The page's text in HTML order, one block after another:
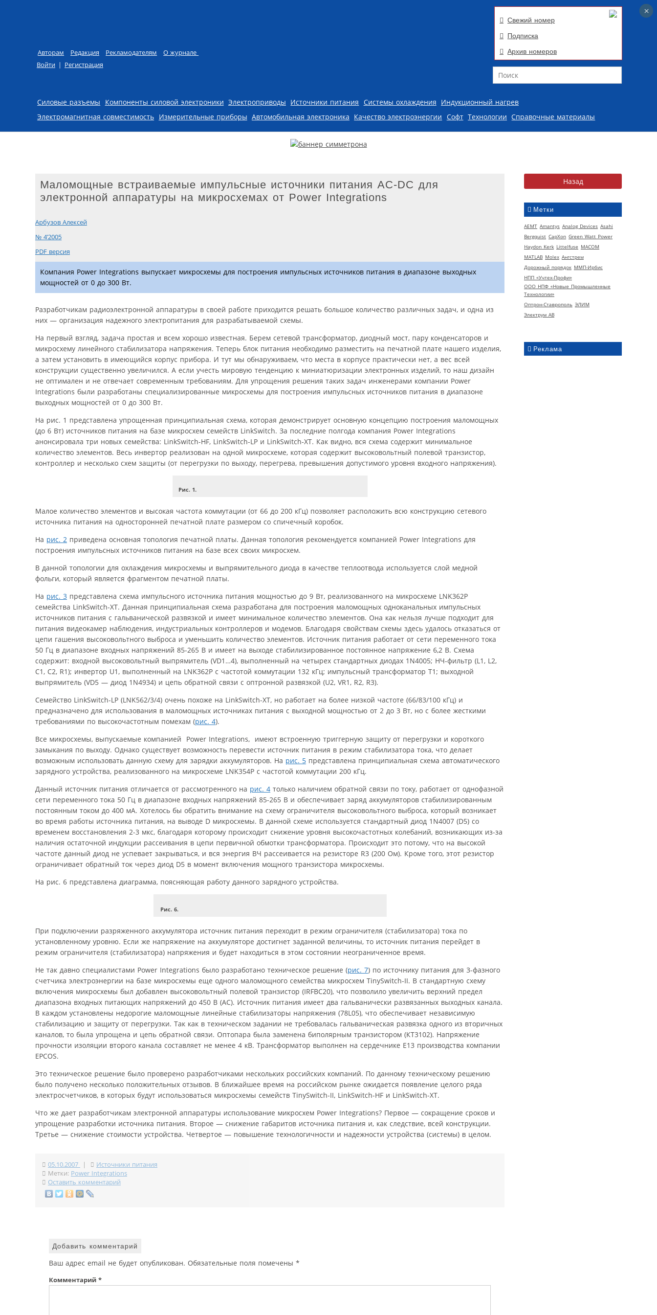
Авторам Редакция Рекламодателям
О журнале
Войти | Регистрация
Свежий номер
Подписка
Архив номеров
Поиск
Skip to content
Силовые разъемы Компоненты силовой электроники Электроприводы Источники питания Системы охлаждения Индукционный нагрев
Электромагнитная совместимость Измерительные приборы Автомобильная электроника Качество электроэнергии Софт Технологии Справочные материалы
Метки
AEMT Amantys Analog Devices Asahi
Bergquist CapXon Green Watt Power
Haydon Kerk Littelfuse MACOM
MATLAB Molex Ангстрем
Дорожный порядок ММП-Ирбис
НПП «Учтех-Профи»
ООО НПФ «Новые Промышленные
Технологии»
Оптрон-Ставрополь ЭЛИМ
Электрум АВ
Реклама
Маломощные встраиваемые импульсные источники питания AC-DC для
электронной аппаратуры на микросхемах от Power Integrations
Арбузов Алексей
№ 4’2005
PDF версия
Компания Power Integrations выпускает микросхемы для построения импульсных источников питания в диапазоне выходных
мощностей от 0 до 300 Вт.
Разработчикам радиоэлектронной аппаратуры в своей работе приходится решать большое количество различных задач, и одна из
них — организация надежного электропитания для разрабатываемой схемы.
На первый взгляд, задача простая и всем хорошо известная. Берем сетевой трансформатор, диодный мост, пару конденсаторов и
микросхему линейного стабилизатора напряжения. Теперь блок питания необходимо разместить на печатной плате нашего изделия,
а затем установить в имеющийся корпус прибора. И тут мы обнаруживаем, что места в корпусе практически нет, а вес всей
конструкции существенно увеличился. А если учесть мировую тенденцию к миниатюризации электронных изделий, то наш дизайн
не оптимален и не отвечает современным требованиям. Для упрощения решения таких задач инженерами компании Power
Integrations были разработаны специализированные микросхемы для построения импульсных источников питания в диапазоне
выходных мощностей от 0 до 300 Вт.
На рис. 1 представлена упрощенная принципиальная схема, которая демонстрирует основную концепцию построения маломощных
(до 6 Вт) источников питания на базе микросхем семейств LinkSwitch. За последние полгода компания Power Integrations
анонсировала три новых семейства: LinkSwitch-HF, LinkSwitch-LP и LinkSwitch-XT. Как видно, вся схема содержит минимальное
количество элементов. Весь инвертор реализован на одной микросхеме, которая содержит высоковольтный полевой транзистор,
контроллер и несколько схем защиты (от перегрузки по выходу, перегрева, превышения допустимого уровня входного напряжения).
Рис. 1.
Малое количество элементов и высокая частота коммутации (от 66 до 200 кГц) позволяет расположить всю конструкцию сетевого
источника питания на односторонней печатной плате размером со спичечный коробок.
На рис. 2 приведена основная топология печатной платы. Данная топология рекомендуется компанией Power Integrations для
построения импульсных источников питания на базе всех своих микросхем.
В данной топологии для охлаждения микросхемы и выпрямительного диода в качестве теплоотвода используется слой медной
фольги, который является фрагментом печатной платы.
На рис. 3 представлена схема импульсного источника питания мощностью до 9 Вт, реализованного на микросхеме LNK362P
семейства LinkSwitch-XT. Данная принципиальная схема разработана для построения маломощных одноканальных импульсных
источников питания с гальванической развязкой и имеет минимальное количество элементов. Она как нельзя лучше подходит для
питания видеокамер наблюдения, индустриальных контроллеров и модемов. Благодаря свойствам схемы здесь удалось отказаться от
цепи гашения высоковольтного выброса и уменьшить количество элементов. Источник питания работает от сети переменного тока
50 Гц в диапазоне входных напряжений 85-265 В и имеет на выходе стабилизированное постоянное напряжение 6,2 В. Схема
содержит: входной высоковольтный выпрямитель (VD1…4), выполненный на четырех стандартных диодах 1N4005; НЧ-фильтр (L1, L2,
C1, C2, R1); инвертор U1, выполненный на LNK362P с частотой коммутации 132 кГц; импульсный трансформатор T1; выходной
выпрямитель (VD5 — диод 1N4934) и цепь обратной связи с оптронной развязкой (U2, VR1, R2, R3).
Семейство LinkSwitch-LP (LNK562/3/4) очень похоже на LinkSwitch-XT, но работает на более низкой частоте (66/83/100 кГц) и
предназначено для использования в маломощных источниках питания с выходной мощностью от 2 до 3 Вт, но с более жесткими
требованиями по высокочастотным помехам (рис. 4).
Все микросхемы, выпускаемые компанией Power Integrations, имеют встроенную триггерную защиту от перегрузки и короткого
замыкания по выходу. Однако существует возможность перевести источник питания в режим стабилизатора тока, что делает
возможным использовать данную схему для зарядки аккумуляторов. На рис. 5 представлена принципиальная схема автоматического
зарядного устройства, реализованного на микросхеме LNK354P с частотой коммутации 200 кГц.
Данный источник питания отличается от рассмотренного на рис. 4 только наличием обратной связи по току, работает от однофазной
сети переменного тока 50 Гц в диапазоне входных напряжений 85-265 В и обеспечивает заряд аккумуляторов стабилизированным
постоянным током до 400 мА. Хотелось бы обратить внимание на схему ограничителя высоковольтного выброса, который возникает
во время работы источника питания, на выводе D микросхемы. В данной схеме используется стандартный диод 1N4007 (D5) со
временем восстановления 2-3 мкс, благодаря которому происходит снижение уровня высокочастотных колебаний, возникающих из-за
наличия остаточной индукции рассеивания в цепи первичной обмотки трансформатора. Происходит это потому, что на высокой
частоте данный диод не успевает закрываться, и вся энергия ВЧ рассеивается на резисторе R3 (200 Ом). Кроме того, этот резистор
ограничивает обратный ток через диод D5 в момент включения мощного транзистора микросхемы.
На рис. 6 представлена диаграмма, поясняющая работу данного зарядного устройства.
Рис. 6.
При подключении разряженного аккумулятора источник питания переходит в режим ограничителя (стабилизатора) тока по
установленному уровню. Если же напряжение на аккумуляторе достигнет заданной величины, то источник питания перейдет в
режим ограничителя (стабилизатора) напряжения и будет находиться в этом состоянии неограниченное время.
Не так давно специалистами Power Integrations было разработано техническое решение (рис. 7) по источнику питания для 3-фазного
счетчика электроэнергии на базе микросхемы еще одного маломощного семейства микросхем TinySwitch-II. В стандартную схему
включения микросхемы был добавлен высоковольтный полевой транзистор (IRFBC20), что позволило увеличить верхний предел
диапазона входных питающих напряжений до 450 В (АС). Источник питания имеет два гальванически развязанных выходных канала.
В каждом установлены недорогие маломощные линейные стабилизаторы напряжения (78L05), что обеспечивает независимую
стабилизацию и защиту от перегрузки. Так как в техническом задании не требовалась гальваническая развязка одного из вторичных
каналов, то была упрощена и цепь обратной связи. Оптопара была заменена биполярным транзистором (КТ3102). Напряжение
прочности изоляции второго канала составляет не менее 4 кВ. Трансформатор выполнен на сердечнике Е13 производства компании
EPCOS.
Это техническое решение было проверено разработчиками нескольких российских компаний. По данному техническому решению
было получено несколько положительных отзывов. В ближайшее время на российском рынке ожидается появление целого ряда
электросчетчиков, в которых будут использоваться микросхемы семейств TinySwitch-II, LinkSwitch-HF и LinkSwitch-XT.
Что же дает разработчикам электронной аппаратуры использование микросхем Power Integrations? Первое — сокращение сроков и
упрощение разработки источника питания. Второе — снижение габаритов источника питания и, как следствие, всей конструкции.
Третье — снижение стоимости устройства. Четвертое — повышение технологичности и надежности устройства (системы) в целом.
05.10.2007 |
Источники питания
Метки: Power Integrations
Оставить комментарий
Добавить комментарий
Ваш адрес email не будет опубликован. Обязательные поля помечены *
Комментарий *
×
×